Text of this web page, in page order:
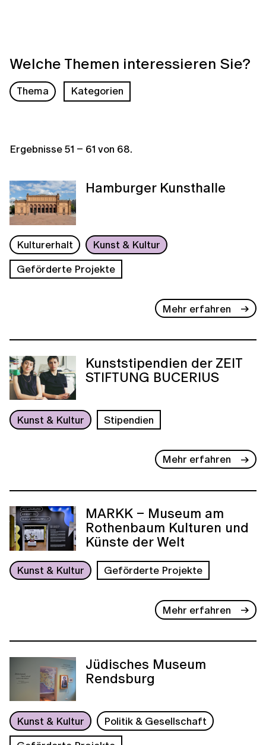
Welche Themen interessieren Sie?
Thema Kategorien
Ergebnisse51 – 61 von 68.
Hamburger Kunsthalle
Kulturerhalt
Kunst & Kultur
Geförderte Projekte
Mehr erfahren
Kunststipendien der ZEIT
STIFTUNG BUCERIUS
Kunst & Kultur Stipendien
Mehr erfahren
MARKK – Museum am
Rothenbaum Kulturen und
Künste der Welt
Kunst & Kultur Geförderte Projekte
Mehr erfahren
Jüdisches Museum
Rendsburg
Kunst & Kultur
Politik & Gesellschaft